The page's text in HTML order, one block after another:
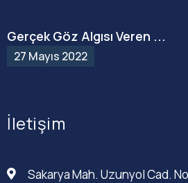
Gerçek Göz Algısı Veren ...
27 Mayıs 2022
İletişim
Sakarya Mah. Uzunyol Cad.